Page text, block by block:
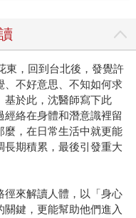
東，回到台北後，發覺許
、不好意思、不知如何求
基於此，沈醫師寫下此
絡在身體和潛意識裡留
麼，在日常生活中就更能
長期積累，最後引發重大
徑來解讀人體，以「身心
鍵，更能幫助他們進入